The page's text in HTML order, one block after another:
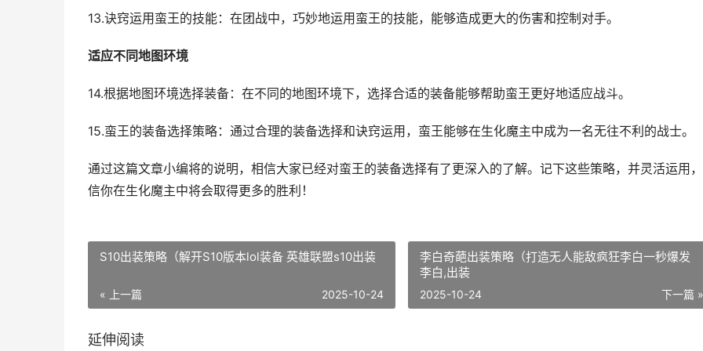
13.诀窍运用蛮王的技能：在团战中，巧妙地运用蛮王的技能，能够造成更大的伤害和控制对手。
适应不同地图环境
14.根据地图环境选择装备：在不同的地图环境下，选择合适的装备能够帮助蛮王更好地适应战斗。
15.蛮王的装备选择策略：通过合理的装备选择和诀窍运用，蛮王能够在生化魔主中成为一名无往不利的战士。
通过这篇文章小编将的说明，相信大家已经对蛮王的装备选择有了更深入的了解。记下这些策略，并灵活运用
信你在生化魔主中将会取得更多的胜利！
S10出装策略（解开S10版本lol装备 英雄联盟s10出装
« 上一篇 2025-10-24
李白奇葩出装策略（打造无人能敌疯狂李白一秒爆发
李白,出装
下一篇 »
2025-10-24
延伸阅读